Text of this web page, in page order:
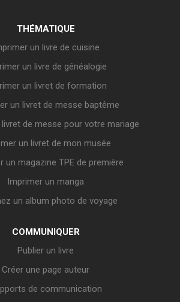
THÉMATIQUE
un livre de cuisine
un livre de généalogie
un livret de formation
un livret de messe baptême
de messe pour votre mariage
un livret de mon musée
un magazine TPE de première
Imprimer un manga
un album photo de voyage
COMMUNIQUER
Publier un livre
Créer une page auteur
de communication